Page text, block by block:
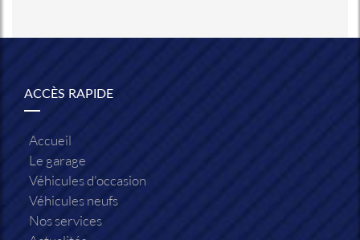
ACCÈS RAPIDE
Accueil
Le garage
Véhicules d'occasion
Véhicules neufs
Nos services